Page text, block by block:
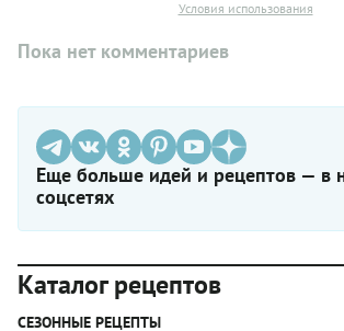
Условия использования
Пока нет комментариев
Еще больше идей и рецептов — в
соцсетях
Каталог рецептов
СЕЗОННЫЕ РЕЦЕПТЫ